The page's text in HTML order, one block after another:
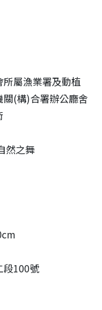
屬漁業署及動植
(構)合署辦公廳舍
然之舞
段100號
視窗）